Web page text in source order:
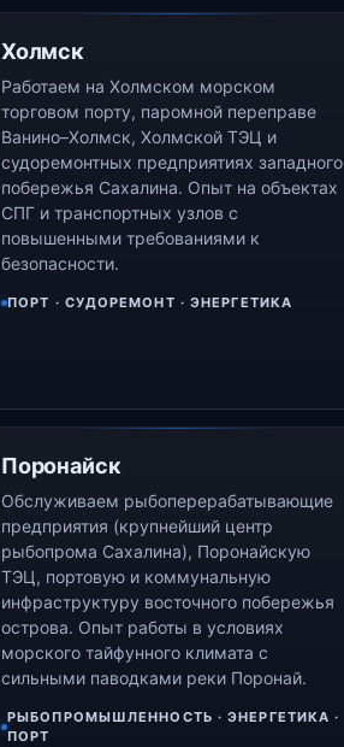
Холмск
Работаем на Холмском морском
торговом порту, паромной переправе
Ванино–Холмск, Холмской ТЭЦ и
судоремонтных предприятиях западного
побережья Сахалина. Опыт на объектах
СПГ и транспортных узлов с
повышенными требованиями к
безопасности.
ПОРТ · СУДОРЕМОНТ · ЭНЕРГЕТИКА
Поронайск
Обслуживаем рыбоперерабатывающие
предприятия (крупнейший центр
рыбопрома Сахалина), Поронайскую
ТЭЦ, портовую и коммунальную
инфраструктуру восточного побережья
острова. Опыт работы в условиях
морского тайфунного климата с
сильными паводками реки Поронай.
РЫБОПРОМЫШЛЕННОСТЬ · ЭНЕРГЕТИКА ·
ПОРТ